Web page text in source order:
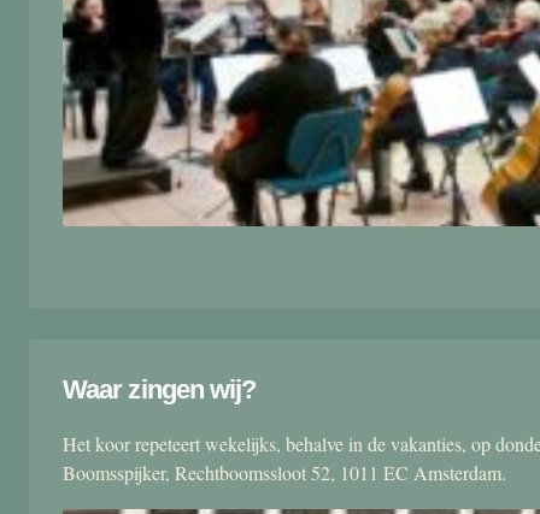
Waar zingen wij?
Het koor repeteert wekelijks, behalve in de vakanties, op
Boomsspijker, Rechtboomssloot 52, 1011 EC Amsterdam.